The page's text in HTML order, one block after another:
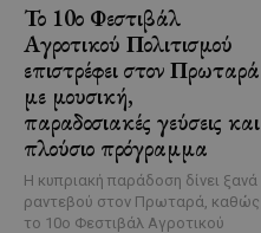
Το 10ο Φεστιβάλ
Αγροτικού Πολιτισμού
επιστρέφει στον Πρωταρά
με μουσική,
παραδοσιακές γεύσεις και
πλούσιο πρόγραμμα
Η κυπριακή παράδοση δίνει ξανά
ραντεβού στον Πρωταρά, καθώς
το 10ο Φεστιβάλ Αγροτικού